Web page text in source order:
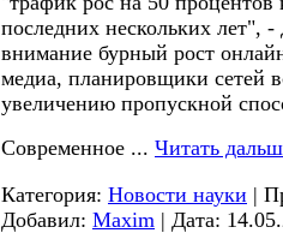
последних нескольких лет",
внимание бурный рост
медиа, планировщики сетей
увеличению пропускной
Современное ... Читать
Категория: Новости науки |
Добавил: Maxim | Дата: